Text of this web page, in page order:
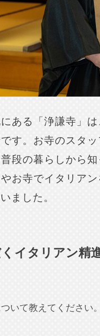
ある「浄謙寺」
す。お寺のスタ
段の暮らしから
お寺でイタリア
ました。
イタリアン精
いて教えてください。